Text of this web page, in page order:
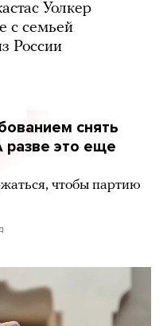
Уолкер
с семьей
России
снять
это еще
чтобы партию